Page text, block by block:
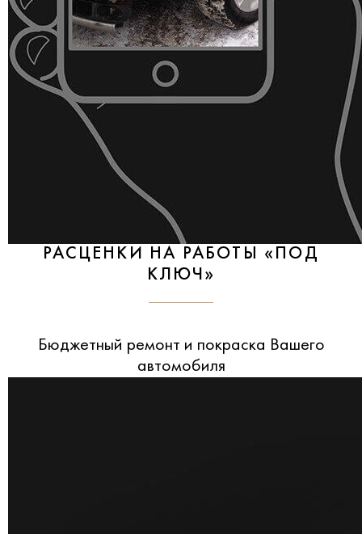
РАСЦЕНКИ НА РАБОТЫ «ПОД
КЛЮЧ»
Бюджетный ремонт и покраска Вашего
автомобиля